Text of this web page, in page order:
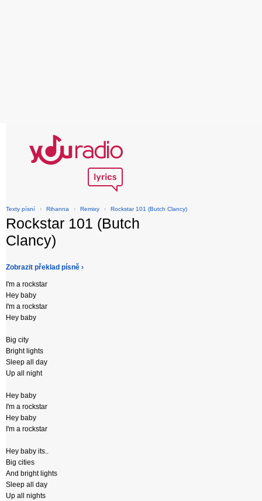
Texty písní › Rihanna › Remixy › Rockstar 101 (Butch Clancy)
Rockstar 101 (Butch
Clancy)
Zobrazit překlad písně ›
I'm a rockstar
Hey baby
I'm a rockstar
Hey baby
Big city
Bright lights
Sleep all day
Up all night
Hey baby
I'm a rockstar
Hey baby
I'm a rockstar
Hey baby its..
Big cities
And bright lights
Sleep all day
Up all nights